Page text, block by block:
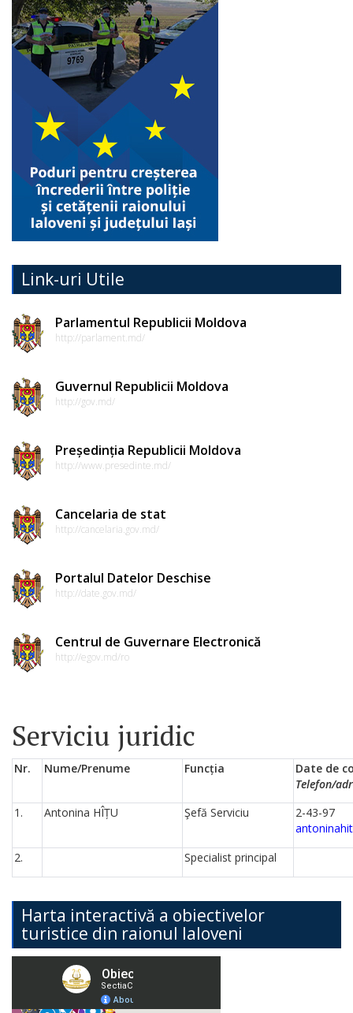
Link-uri Utile
Parlamentul Republicii Moldova
http://parlament.md/
Guvernul Republicii Moldova
http://gov.md/
Președinția Republicii Moldova
http://www.presedinte.md/
Cancelaria de stat
http://cancelaria.gov.md/
Portalul Datelor Deschise
http://date.gov.md/
Centrul de Guvernare Electronică
http://egov.md/ro
Serviciu juridic
Nr. Nume/Prenume Funcția
Date de
Telefon/
1.
Antonina HÎȚU Şefă Serviciu
2-
2.
Specialist principal
Harta interactivă a obiectivelor
turistice din raionul Ialoveni